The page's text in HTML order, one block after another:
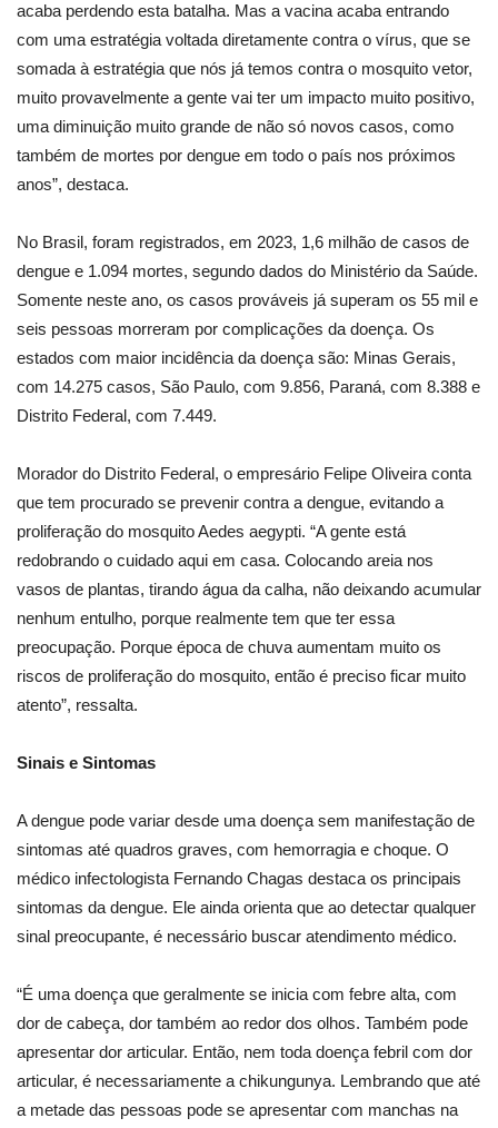
acaba perdendo esta batalha. Mas a vacina acaba entrando
com uma estratégia voltada diretamente contra o vírus, que se
somada à estratégia que nós já temos contra o mosquito vetor,
muito provavelmente a gente vai ter um impacto muito positivo,
uma diminuição muito grande de não só novos casos, como
também de mortes por dengue em todo o país nos próximos
anos”, destaca.
No Brasil, foram registrados, em 2023, 1,6 milhão de casos de
dengue e 1.094 mortes, segundo dados do Ministério da Saúde.
Somente neste ano, os casos prováveis já superam os 55 mil e
seis pessoas morreram por complicações da doença. Os
estados com maior incidência da doença são: Minas Gerais,
com 14.275 casos, São Paulo, com 9.856, Paraná, com 8.388 e
Distrito Federal, com 7.449.
Morador do Distrito Federal, o empresário Felipe Oliveira conta
que tem procurado se prevenir contra a dengue, evitando a
proliferação do mosquito Aedes aegypti. “A gente está
redobrando o cuidado aqui em casa. Colocando areia nos
vasos de plantas, tirando água da calha, não deixando acumular
nenhum entulho, porque realmente tem que ter essa
preocupação. Porque época de chuva aumentam muito os
riscos de proliferação do mosquito, então é preciso ficar muito
atento”, ressalta.
Sinais e Sintomas
A dengue pode variar desde uma doença sem manifestação de
sintomas até quadros graves, com hemorragia e choque. O
médico infectologista Fernando Chagas destaca os principais
sintomas da dengue. Ele ainda orienta que ao detectar qualquer
sinal preocupante, é necessário buscar atendimento médico.
“É uma doença que geralmente se inicia com febre alta, com
dor de cabeça, dor também ao redor dos olhos. Também pode
apresentar dor articular. Então, nem toda doença febril com dor
articular, é necessariamente a chikungunya. Lembrando que até
a metade das pessoas pode se apresentar com manchas na